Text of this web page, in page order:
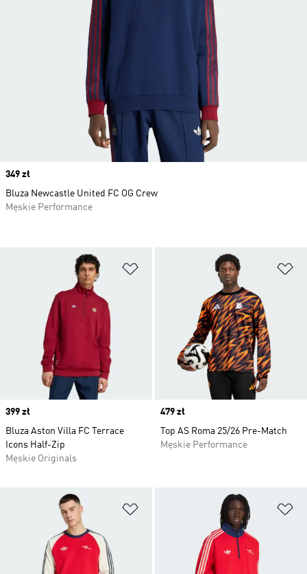
Dodaj do listy życzeń
Price
399 zł
Bluza Aston Villa FC Terrace
Icons Half-Zip
Męskie Originals
Price
479 zł
Top AS Roma 25/26 Pre-Match
Męskie Performance
Dodaj do listy życzeń
Price
349 zł
Bluza Newcastle United FC OG Crew
Męskie Performance